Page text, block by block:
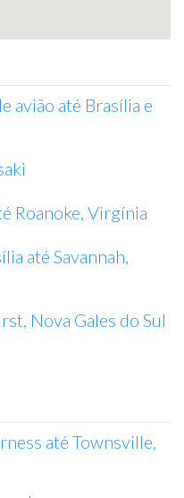
avião até Brasília e
Roanoke, Virgínia
até Savannah,
Nova Gales do Sul
até Townsville,